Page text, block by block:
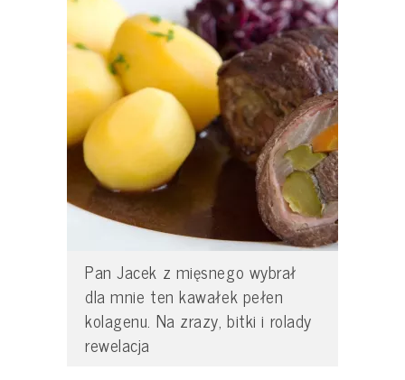
Pan Jacek z mięsnego wybrał
dla mnie ten kawałek pełen
kolagenu. Na zrazy, bitki i rolady
rewelacja